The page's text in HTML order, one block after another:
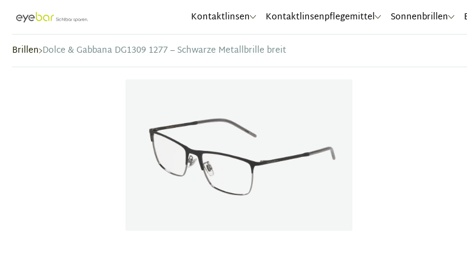
Abele Optic Kontaktlinsen Kontaktlinsenpflegemittel Sonnenbrillen
Brillen Dolce & Gabbana DG1309 1277 – Schwarze Metallbrille breit